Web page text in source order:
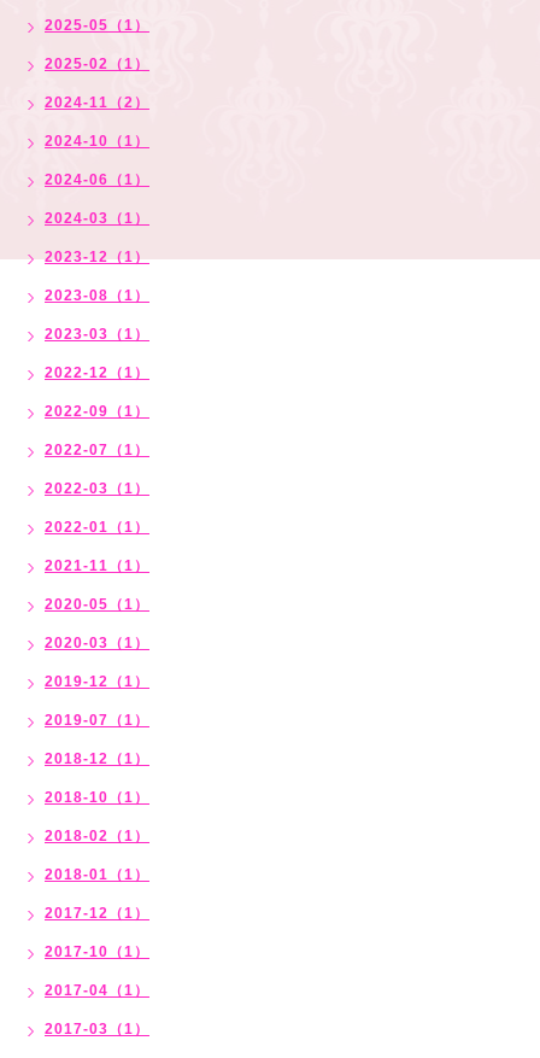
2025-05（1）
2025-02（1）
2024-11（2）
2024-10（1）
2024-06（1）
2024-03（1）
2023-12（1）
2023-08（1）
2023-03（1）
2022-12（1）
2022-09（1）
2022-07（1）
2022-03（1）
2022-01（1）
2021-11（1）
2020-05（1）
2020-03（1）
2019-12（1）
2019-07（1）
2018-12（1）
2018-10（1）
2018-02（1）
2018-01（1）
2017-12（1）
2017-10（1）
2017-04（1）
2017-03（1）